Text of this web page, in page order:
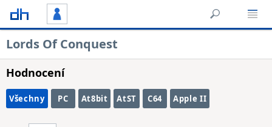
Lords Of Conquest
Hodnocení
Všechny PC At8bit AtST C64 Apple II